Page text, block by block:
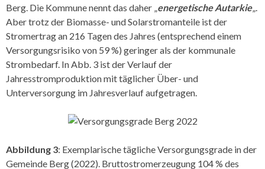
Berg. Die Kommune nennt das daher „energetische Autarkie„.
Aber trotz der Biomasse- und Solarstromanteile ist der
Stromertrag an 216 Tagen des Jahres (entsprechend einem
Versorgungsrisiko von 59 %) geringer als der kommunale
Strombedarf. In Abb. 3 ist der Verlauf der
Jahresstromproduktion mit täglicher Über- und
Unterversorgung im Jahresverlauf aufgetragen.
Abbildung 3: Exemplarische tägliche Versorgungsgrade in der
Gemeinde Berg (2022). Bruttostromerzeugung 104 % des